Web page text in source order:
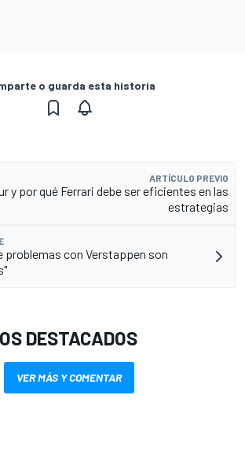
o guarda esta historia
ARTÍCULO PREVIO
y por qué Ferrari debe ser eficientes en las
estrategias
problemas con Verstappen son
DESTACADOS
VER MÁS Y COMENTAR